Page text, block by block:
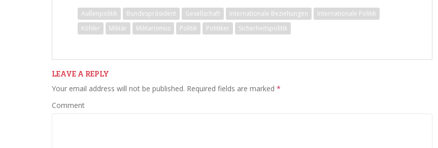
Außenpolitik Bundespräsident Gesellschaft Internationale Beziehungen
Internationale Politik
Köhler
Militär Militarismus Politik Politiker Sicherheitspolitik
LEAVE A REPLY
Your email address will not be published. Required fields are marked *
Comment